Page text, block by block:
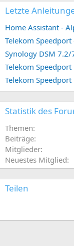
Letzte
Home Assistant -
Telekom
Telekom
Telekom
Statistik des
Themen
Beiträge
Mitglieder
Neuestes Mitglied
Teilen